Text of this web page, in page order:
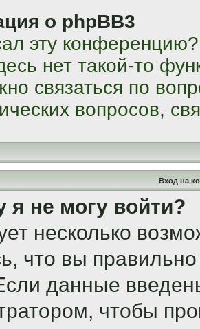
о phpBB3
эту конференцию?
нет такой-то
связаться по
вопросов,
Вход на
я не могу войти?
несколько
что вы
данные
чтобы